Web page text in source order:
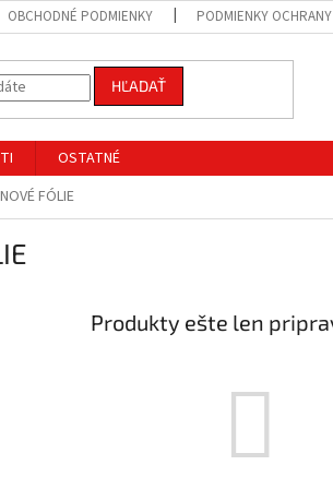
OBCHODNÉ PODMIENKY PODMIENKY OCHRANY
HĽADAŤ
OSTATNÉ
FÓLIE
Produkty ešte len